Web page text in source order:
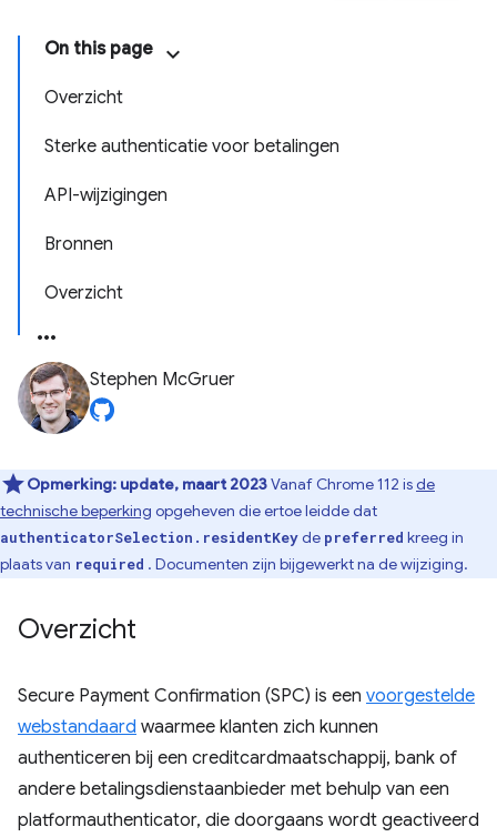
On this page
Overzicht
Sterke authenticatie voor betalingen
API-wijzigingen
Bronnen
Overzicht
Stephen McGruer
Opmerking: update, maart 2023Vanaf Chrome 112 isde
technische beperking opgeheven die ertoe leidde dat
authenticatorSelection.residentKeyde preferred kreeg in
plaats van required . Documenten zijn bijgewerkt na de wijziging.
Overzicht
Secure Payment Confirmation (SPC) is een voorgestelde
webstandaard waarmee klanten zich kunnen
authenticeren bij een creditcardmaatschappij, bank of
andere betalingsdienstaanbieder met behulp van een
platformauthenticator, die doorgaans wordt geactiveerd